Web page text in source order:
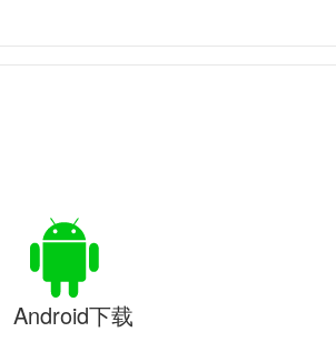
Android下载